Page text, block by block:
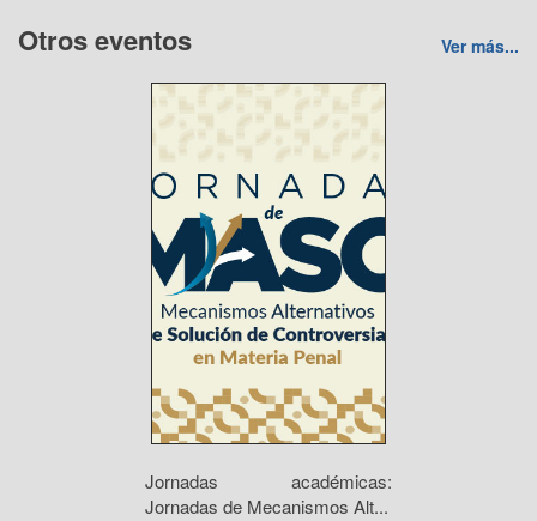
Otros eventos Ver más...
Jornadas académicas:
Jornadas de Mecanismos Alt...